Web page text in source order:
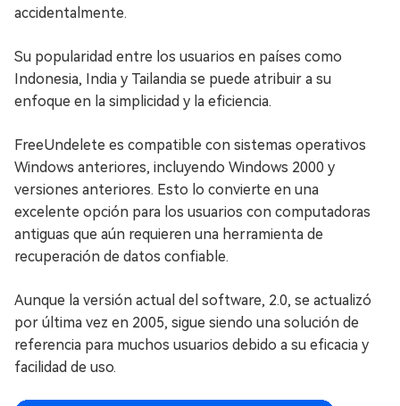
accidentalmente.
Su popularidad entre los usuarios en países como
Indonesia, India y Tailandia se puede atribuir a su
enfoque en la simplicidad y la eficiencia.
FreeUndelete es compatible con sistemas operativos
Windows anteriores, incluyendo Windows 2000 y
versiones anteriores. Esto lo convierte en una
excelente opción para los usuarios con computadoras
antiguas que aún requieren una herramienta de
recuperación de datos confiable.
Aunque la versión actual del software, 2.0, se actualizó
por última vez en 2005, sigue siendo una solución de
referencia para muchos usuarios debido a su eficacia y
facilidad de uso.